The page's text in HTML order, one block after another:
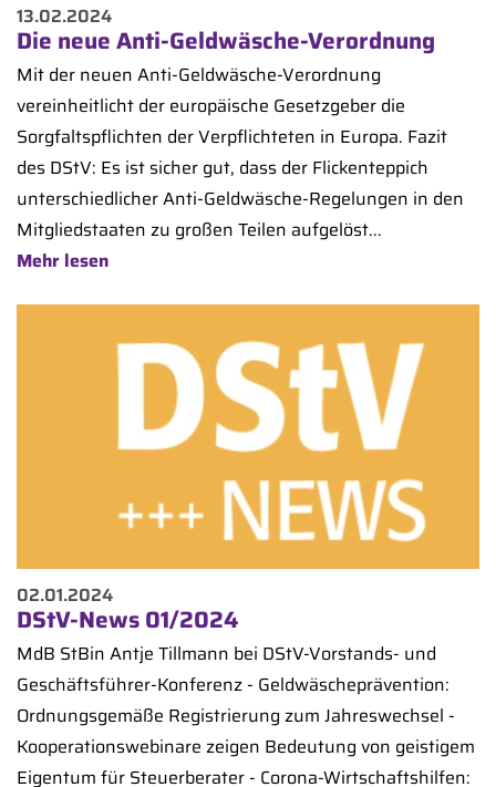
13.02.2024
Die neue Anti-Geldwäsche-Verordnung
Mit der neuen Anti-Geldwäsche-Verordnung
vereinheitlicht der europäische Gesetzgeber die
Sorgfaltspflichten der Verpflichteten in Europa. Fazit
des DStV: Es ist sicher gut, dass der Flickenteppich
unterschiedlicher Anti-Geldwäsche-Regelungen in den
Mitgliedstaaten zu großen Teilen aufgelöst...
Mehr lesen
02.01.2024
DStV-News 01/2024
MdB StBin Antje Tillmann bei DStV-Vorstands- und
Geschäftsführer-Konferenz - Geldwäscheprävention:
Ordnungsgemäße Registrierung zum Jahreswechsel -
Kooperationswebinare zeigen Bedeutung von geistigem
Eigentum für Steuerberater - Corona-Wirtschaftshilfen: